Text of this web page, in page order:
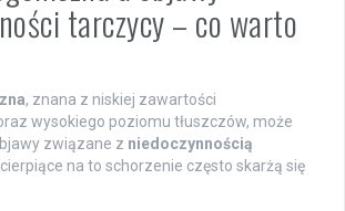
tarczycy – co warto
, znana z niskiej zawartości
wysokiego poziomu tłuszczów, może
związane z niedoczynnością
cierpiące na to schorzenie często skarżą się